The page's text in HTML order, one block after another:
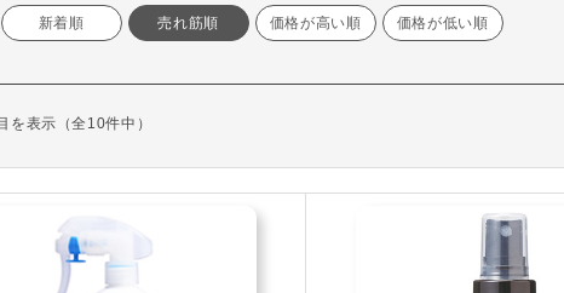
新着順 売れ筋順 価格が高い順 価格が低い順
を表示（全10件中）